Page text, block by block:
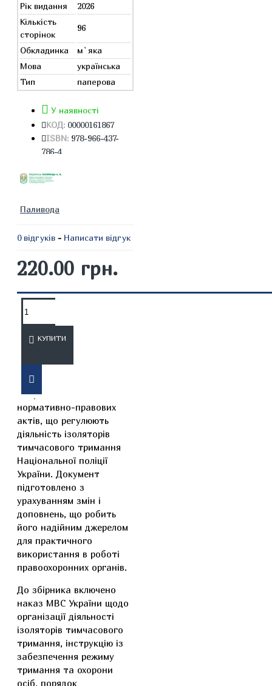
Рік видання
2026
Кількість
сторінок
96
Обкладинка
м`яка
Мова
українська
Тип
паперова
У наявності
КОД: 00000161867
ISBN: 978-966-437-
786-4
Паливода
0 відгуків - Написати відгук
220.00 грн.
КУПИТИ
ОПИС
Офіційне видання містить
актуальний текст
нормативно-правових
актів, що регулюють
діяльність ізоляторів
тимчасового тримання
Національної поліції
України. Документ
підготовлено з
урахуванням змін і
доповнень, що робить
його надійним джерелом
для практичного
використання в роботі
правоохоронних органів.
До збірника включено
наказ МВС України щодо
організації діяльності
ізоляторів тимчасового
тримання, інструкцію із
забезпечення режиму
тримання та охорони
осіб, порядок